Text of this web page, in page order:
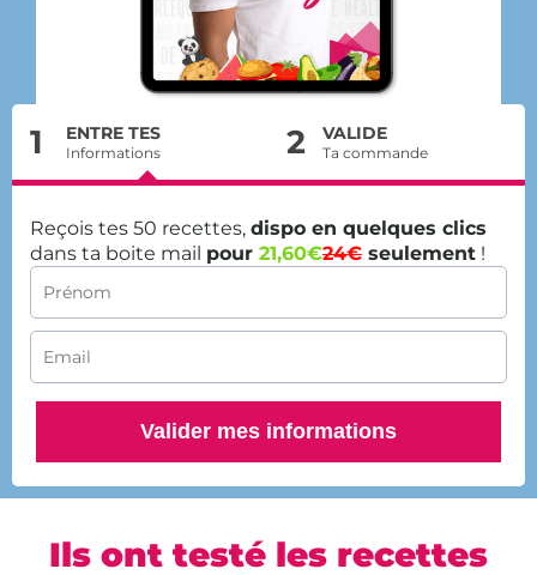
1 ENTRE TES
Informations 2 VALIDE
Ta commande
Reçois tes 50 recettes, dispo en quelques clics
dans ta boite mail pour 21,60€24€ seulement !
Valider mes informations
Ils ont testé les recettes